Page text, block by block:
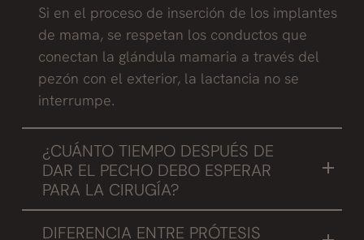
Si en el proceso de inserción de los implantes
de mama, se respetan los conductos que
conectan la glándula mamaria a través del
pezón con el exterior, la lactancia no se
interrumpe.
¿CUÁNTO TIEMPO DESPUÉS DE
DAR EL PECHO DEBO ESPERAR
PARA LA CIRUGÍA?
Recomendamos que la paciente se opere 6
DIFERENCIA ENTRE PRÓTESIS